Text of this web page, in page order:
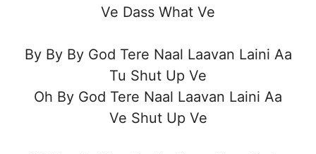
Ve Dass What Ve
By By By God Tere Naal Laavan Laini Aa
Tu Shut Up Ve
Oh By God Tere Naal Laavan Laini Aa
Ve Shut Up Ve